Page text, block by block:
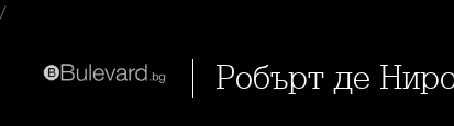
/
Робърт де